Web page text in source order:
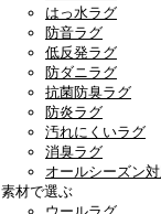
はっ水ラグ
防音ラグ
低反発ラグ
防ダニラグ
抗菌防臭ラグ
防炎ラグ
汚れにくいラグ
消臭ラグ
オールシーズン
素材で選ぶ
ウールラグ